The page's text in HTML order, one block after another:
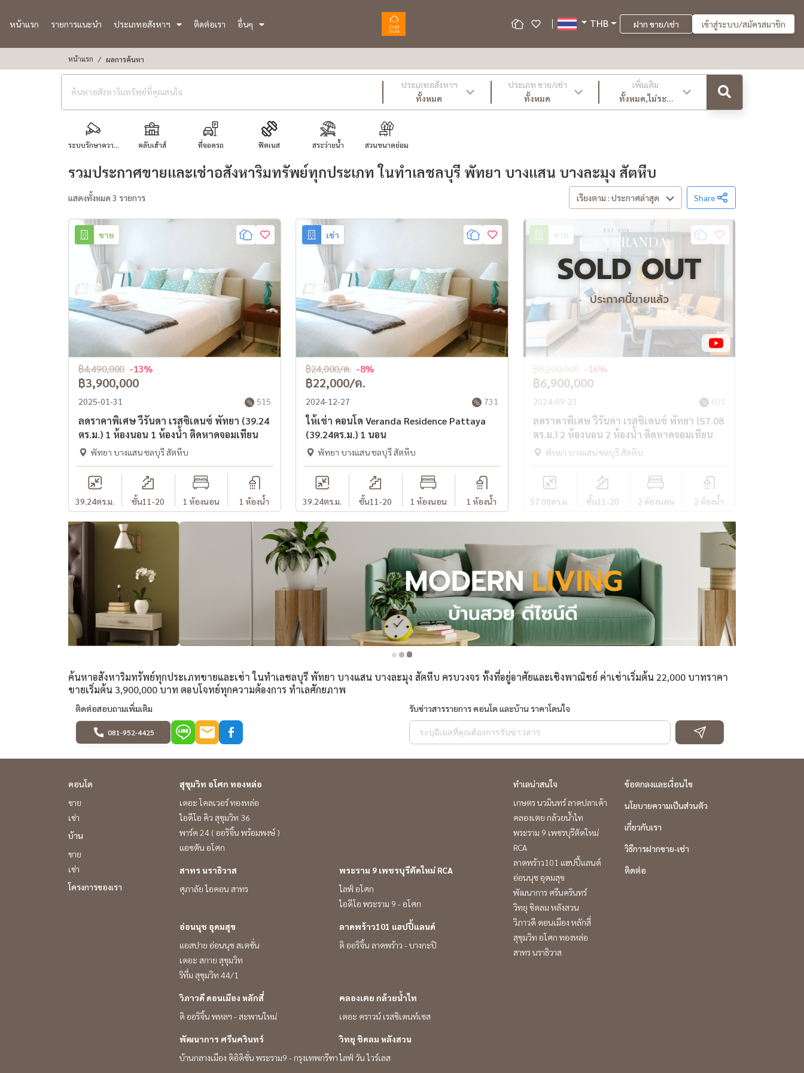
หน้าแรก รายการแนะนำ ประเภทอสังหาฯ ติดต่อเรา อื่นๆ THB ฝาก ขาย/เช่า เข้าสู่ระบบ/สมัครสมาชิก
หน้าแรก ผลการค้นหา
ประเภทอสังหาฯ
ทั้งหมด
ประเภท ขาย/เช่า
ทั้งหมด
เพิ่มเติม
ทั้งหมด,ไม่ระบุ
,ล่าสุด
ระบบรักษาควา... คลับเฮ้าส์ ที่จอดรถ ฟิตเนส สระว่ายน้ำ สวนขนาดย่อม
รวมประกาศขายและเช่าอสังหาริมทรัพย์ทุกประเภท ในทำเลชลบุรี พัทยา บางแสน บางละมุง สัตหีบ
แสดงทั้งหมด 3 รายการ เรียงตาม : ประกาศล่าสุด Share
ขาย
฿3,900,000
฿4,490,000 -13%
2025-01-31 515
ลดราคาพิเศษ วีรันดา เรสซิเดนซ์ พัทยา (39.24
ตร.ม.) 1 ห้องนอน 1 ห้องน้ำ ติดหาดจอมเทียน
พัทยา บางแสน ชลบุรี สัตหีบ
39.24ตร.ม. ชั้น11-20 1 ห้องนอน 1 ห้องน้ำ
เช่า
฿22,000/ด.
฿24,000/ด. -8%
2024-12-27 731
ให้เช่า คอนโด Veranda Residence Pattaya
(39.24ตร.ม.) 1 นอน
พัทยา บางแสน ชลบุรี สัตหีบ
39.24ตร.ม. ชั้น11-20 1 ห้องนอน 1 ห้องน้ำ
ขาย
SOLD OUT
ประกาศนี้ขายแล้ว
฿6,900,000
-16%
2024-09-23 601
ลดราคาพิเศษ วีรันดา เรสซิเดนซ์ พัทยา (57.08
ตร.ม.) 2 ห้องนอน 2 ห้องน้ำ ติดหาดจอมเทียน
พัทยา บางแสน ชลบุรี สัตหีบ
57.08ตร.ม. ชั้น11-20 2 ห้องนอน 2 ห้องน้ำ
ค้นหาอสังหาริมทรัพย์ทุกประเภทขายและเช่า ในทำเลชลบุรี พัทยา บางแสน บางละมุง สัตหีบ ครบวงจร ทั้งที่อยู่อาศัยและเชิงพาณิชย์ ค่าเช่าเริ่มต้น 22,000 บาทราคา
ขายเริ่มต้น 3,900,000 บาท ตอบโจทย์ทุกความต้องการ ทำเลศักยภาพ
ติดต่อสอบถามเพิ่มเติม
081-952-4425
รับข่าวสารรายการ คอนโด และบ้าน ราคาโดนใจ
คอนโด
ขาย
เช่า
บ้าน
ขาย
เช่า
โครงการของเรา
สุขุมวิท อโศก ทองหล่อ
เดอะ โคลเวอร์ ทองหล่อ
ไอดีโอ คิว สุขุมวิท 36
พาร์ค 24 ( ออริจิ้น พร้อมพงษ์ )
แอชตัน อโศก
สาทร นราธิวาส
ศุภาลัย ไอคอน สาทร
พระราม 9 เพชรบุรีตัดใหม่ RCA
ไลฟ์ อโศก
ไอดีโอ พระราม 9 - อโศก
อ่อนนุช อุดมสุข
แอสปาย อ่อนนุช สเตชั่น
เดอะ สกาย สุขุมวิท
ริทึ่ม สุขุมวิท 44/1
ลาดพร้าว101 แฮปปี้แลนด์
ดิ ออริจิ้น ลาดพร้าว - บางกะปิ
วิภาวดี ดอนเมือง หลักสี่
ดิ ออริจิ้น พหลฯ - สะพานใหม่
คลองเตย กล้วยน้ำไท
เดอะ คราวน์ เรสซิเดนท์เซส
พัฒนาการ ศรีนครินทร์
บ้านกลางเมือง ดิอิดิชั่น พระราม9 - กรุงเทพกรีฑา
วิทยุ ชิดลม หลังสวน
ไลฟ์ วัน ไวร์เลส
ทำเลน่าสนใจ
เกษตร นวมินทร์ ลาดปลาเค้า
คลองเตย กล้วยน้ำไท
พระราม 9 เพชรบุรีตัดใหม่
RCA
ลาดพร้าว101 แฮปปี้แลนด์
อ่อนนุช อุดมสุข
พัฒนาการ ศรีนครินทร์
วิทยุ ชิดลม หลังสวน
วิภาวดี ดอนเมือง หลักสี่
สุขุมวิท อโศก ทองหล่อ
สาทร นราธิวาส
ข้อตกลงและเงื่อนไข
นโยบายความเป็นส่วนตัว
เกี่ยวกับเรา
วิธีการฝากขาย-เช่า
ติดต่อ